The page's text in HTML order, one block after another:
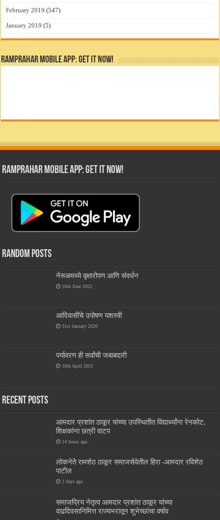
February 2019 (547)
January 2019 (5)
RamPrahar Mobile App: Get it Now!
RamPrahar Mobile App: Get it Now!
Random Posts
नेरूळमध्ये वृक्षारोपण आणि संवर्धन
10th June 2022
आदिवासींचे उपोषण यशस्वी
31st January 2020
पर्यावरण ही सर्वांची जबाबदारी
18th April 2021
Recent Posts
आमदार प्रशांत ठाकूर यांच्या उपस्थितीत विद्यार्थ्यांना रेनकोट,
शिक्षकांना छत्री वाटप
14 hours ago
लोकनेते रामशेठ ठाकूर समाजसेवेतील हिरा -आमदार रविशेठ
पाटील
2 days ago
समाजप्रिय नेतृत्व आमदार प्रशांत ठाकूर यांच्या
वाढदिवसानिमित्त राज्यभरातून शुभेच्छांचा वर्षाव